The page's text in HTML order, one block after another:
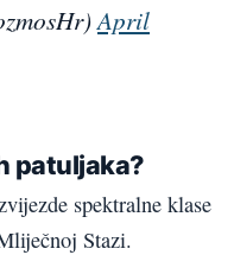
April
patuljaka?
spektralne klase
Stazi.